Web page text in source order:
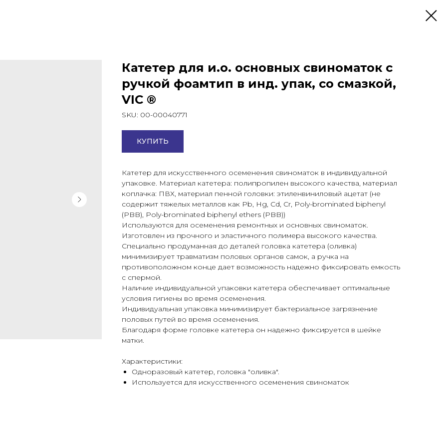
Катетер для и.о. основных свиноматок с
ручкой фоамтип в инд. упак, со смазкой,
VIC ®
SKU: 00-00040771
КУПИТЬ
Катетер для искусственного осеменения свиноматок в индивидуальной
упаковке. Материал катетера: полипропилен высокого качества, материал
коплачка: ПВХ, материал пенной головки: этиленвиниловый ацетат (не
содержит тяжелых металлов как Pb, Hg, Cd, Cr, Poly-brominated biphenyl
(PBB), Poly-brominated biphenyl ethers (PBB))
Используются для осеменения ремонтных и основных свиноматок.
Изготовлен из прочного и эластичного полимера высокого качества.
Специально продуманная до деталей головка катетера (оливка)
минимизирует травматизм половых органов самок, а ручка на
противоположном конце дает возможность надежно фиксировать емкость
с спермой.
Наличие индивидуальной упаковки катетера обеспечивает оптимальные
условия гигиены во время осеменения.
Индивидуальная упаковка минимизирует бактериальное загрязнение
половых путей во время осеменения.
Благодаря форме головке катетера он надежно фиксируется в шейке
матки.
Характеристики:
Одноразовый катетер, головка "оливка".
Используется для искусственного осеменения свиноматок